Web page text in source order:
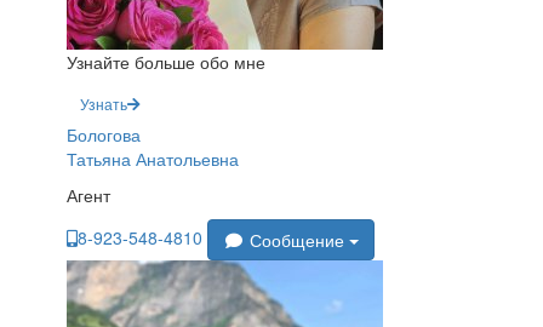
Узнайте больше обо мне
Узнать
Бологова
Татьяна Анатольевна
Агент
8-923-548-4810
Сообщение